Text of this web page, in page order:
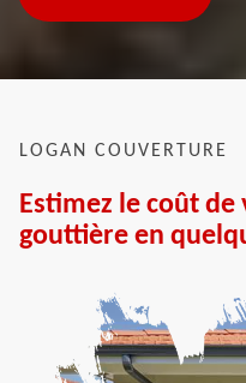
LOGAN COUVERTURE
Estimez le coût
gouttière en